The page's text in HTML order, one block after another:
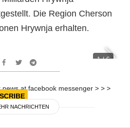
Die Region Cherson
Hrywnja erhalten.
1 / 6
news at facebook messenger > > >
NACHRICHTEN